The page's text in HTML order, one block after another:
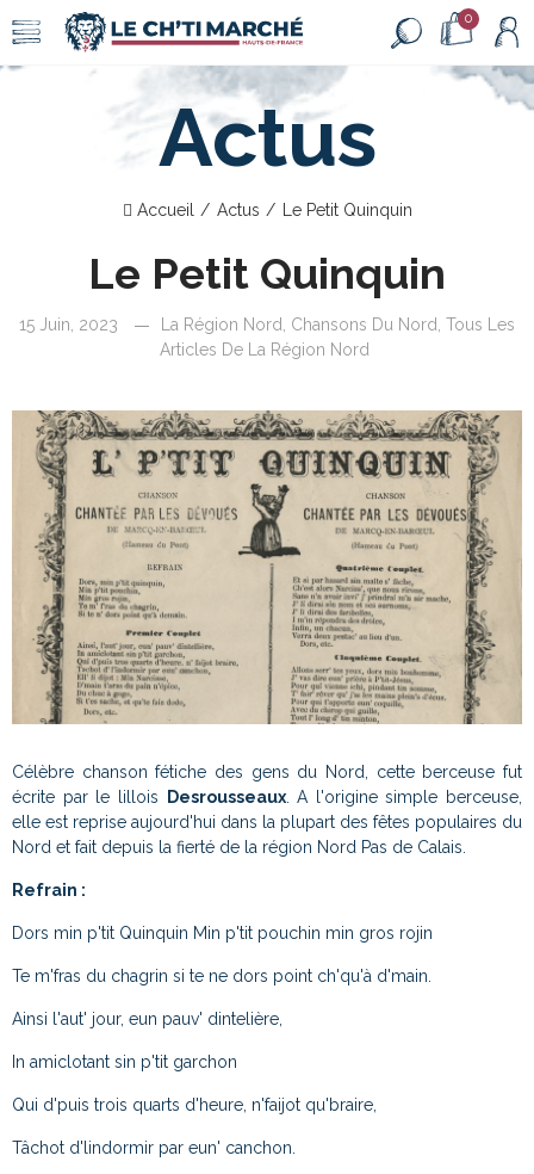
0
Actus
Accueil Actus Le Petit Quinquin
Le Petit Quinquin
15 Juin, 2023 La Région Nord Chansons Du Nord Tous Les
Articles De La Région Nord
Célèbre chanson fétiche des gens du Nord, cette berceuse fut
écrite par le lillois
Desrousseaux. A l'origine simple berceuse,
elle est reprise aujourd'hui dans la plupart des fêtes populaires du
Nord et fait depuis la fierté de la région Nord Pas de Calais.
Refrain :
Dors min p'tit Quinquin Min p'tit pouchin min gros rojin
Te m'fras du chagrin si te ne dors point ch'qu'à d'main.
Ainsi l'aut' jour, eun pauv' dintelière,
In amiclotant sin p'tit garchon
Qui d'puis trois quarts d'heure, n'faijot qu'braire,
Tâchot d'lindormir par eun' canchon.